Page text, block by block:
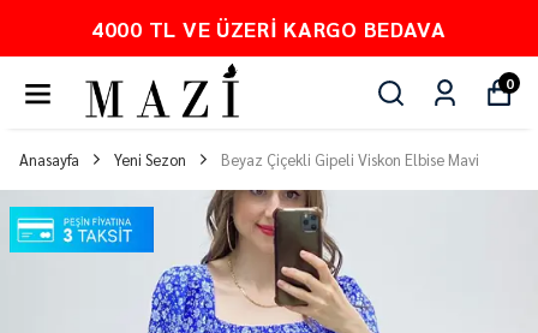
4000 TL VE ÜZERI KARGO BEDAVA
0
Anasayfa Yeni Sezon Beyaz Çiçekli Gipeli Viskon Elbise Mavi